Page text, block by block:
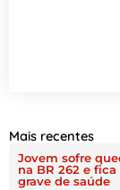
Mais recentes
Jovem sofre
na BR 262 e
grave de saúde